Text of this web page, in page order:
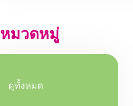
หมวดหมู่
ดูทั้งหมด